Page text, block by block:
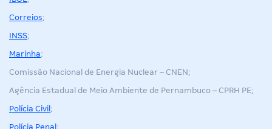
Correios;
INSS;
Marinha;
Comissão Nacional de Energia Nuclear – CNEN;
Agência Estadual de Meio Ambiente de Pernambuco – CPRH PE;
Polícia Civil ;
Polícia Penal ;